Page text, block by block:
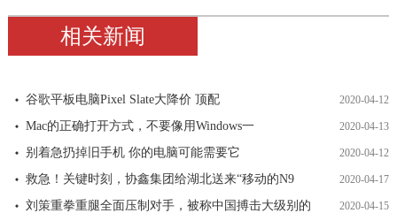
相关新闻
谷歌平板电脑Pixel Slate大降价 顶配 2020-04-12
Mac的正确打开方式，不要像用Windows一 2020-04-13
别着急扔掉旧手机 你的电脑可能需要它 2020-04-12
救急！关键时刻，协鑫集团给湖北送来“移动的N9 2020-04-17
刘策重拳重腿全面压制对手，被称中国搏击大级别的 2020-04-15